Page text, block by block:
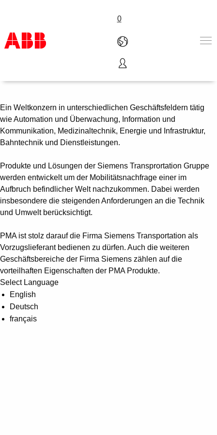
0
Produkte und Leistungen
Service
Über uns
Vertriebspartner finden
Kontakt
Ein Weltkonzern in unterschiedlichen Geschäftsfeldern tätig
wie Automation und Überwachung, Information und
Kommunikation, Medizinaltechnik, Energie und Infrastruktur,
Bahntechnik und Dienstleistungen.
Produkte und Lösungen der Siemens Transprortation Gruppe
werden entwickelt um der Mobilitätsnachfrage einer im
Aufbruch befindlicher Welt nachzukommen. Dabei werden
insbesondere die steigenden Anforderungen an die Technik
und Umwelt berücksichtigt.
PMA ist stolz darauf die Firma Siemens Transportation als
Vorzugslieferant bedienen zu dürfen. Auch die weiteren
Geschäftsbereiche der Firma Siemens zählen auf die
vorteilhaften Eigenschaften der PMA Produkte.
Select Language
English
Deutsch
français